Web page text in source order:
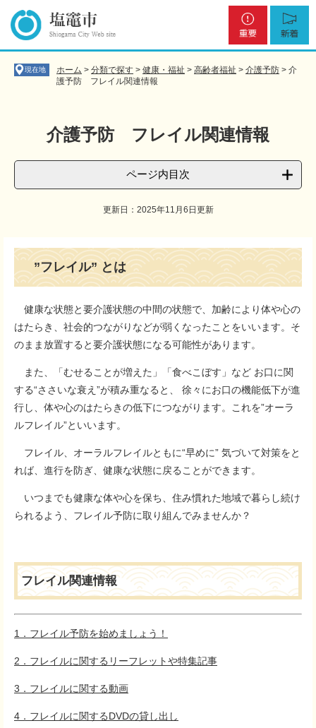
の
ー
現在地 ホーム > 分類で探す > 健康・福祉 > 高齢者福祉 > 介護予防 > 介
護予防 フレイル関連情報
介護予防 フレイル関連情報
ページ内目次
更新日：2025年11月6日更新
”フレイル” とは
健康な状態と要介護状態の中間の状態で、加齢により体や心の
はたらき、社会的つながりなどが弱くなったことをいいます。そ
のまま放置すると要介護状態になる可能性があります。
また、「むせることが増えた」「食べこぼす」など お口に関
する“ささいな衰え”が積み重なると、 徐々にお口の機能低下が進
行し、体や心のはたらきの低下につながります。これを”オーラ
ルフレイル”といいます。
フレイル、オーラルフレイルともに“早めに” 気づいて対策をと
れば、進行を防ぎ、健康な状態に戻ることができます。
いつまでも健康な体や心を保ち、住み慣れた地域で暮らし続け
られるよう、フレイル予防に取り組んでみませんか？
フレイル関連情報
1．フレイル予防を始めましょう！
2．フレイルに関するリーフレットや特集記事
3．フレイルに関する動画
4．フレイルに関するDVDの貸し出し